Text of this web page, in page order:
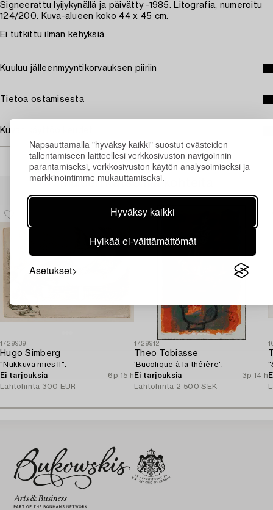
Napsauttamalla "hyväksy kaikki" suostut evästeiden
tallentamiseen laitteellesi verkkosivuston navigoinnin
parantamiseksi, verkkosivuston käytön analysoimiseksi ja
markkinointimme mukauttamiseksi.
Hyväksy kaikki
Hylkää ei-välttämättömät
Asetukset
Signeerattu lyijykynällä ja päivätty -1985. Litografia, numeroitu
124/200. Kuva-alueen koko 44 x 45 cm.
Ei tutkittu ilman kehyksiä.
Kuuluu jälleenmyyntikorvauksen piiriin
Tietoa ostamisesta
Kuvan käyttöoikeudet
Muiden katsomia kohteita
1729939
Hugo Simberg
"Nukkuva mies II".
Ei tarjouksia
6p 15 h
Lähtöhinta 300 EUR
1729912
Theo Tobiasse
'Bucolique à la théière'.
Ei tarjouksia
3p 14 h
Lähtöhinta 2 500 SEK